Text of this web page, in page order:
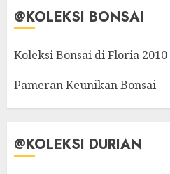
@KOLEKSI BONSAI
Koleksi Bonsai di Floria
Pameran Keunikan Bonsai
@KOLEKSI DURIAN